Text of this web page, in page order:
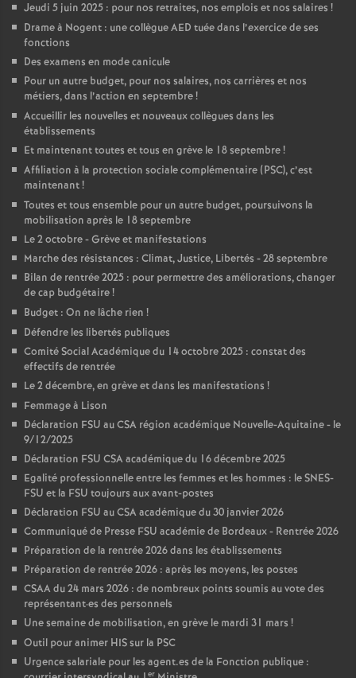
Jeudi 5 juin 2025 : pour nos retraites, nos emplois et nos salaires !
Drame à Nogent : une collègue AED tuée dans l’exercice de ses
fonctions
Des examens en mode canicule
Pour un autre budget, pour nos salaires, nos carrières et nos
métiers, dans l’action en septembre!
Accueillir les nouvelles et nouveaux collègues dans les
établissements
Et maintenant toutes et tous en grève le 18 septembre!
Affiliation à la protection sociale complémentaire (PSC), c’est
maintenant!
Toutes et tous ensemble pour un autre budget, poursuivons la
mobilisation après le 18 septembre
Le 2 octobre - Grève et manifestations
Marche des résistances : Climat, Justice, Libertés - 28 septembre
Bilan de rentrée 2025 : pour permettre des améliorations, changer
de cap budgétaire!
Budget : On ne lâche rien !
Défendre les libertés publiques
Comité Social Académique du 14 octobre 2025 : constat des
effectifs de rentrée
Le 2 décembre, en grève et dans les manifestations !
Femmage à Lison
Déclaration FSU au CSA région académique Nouvelle-Aquitaine - le
9/12/2025
Déclaration FSU CSA académique du 16 décembre 2025
Egalité professionnelle entre les femmes et les hommes : le SNES-
FSU et la FSU toujours aux avant-postes
Déclaration FSU au CSA académique du 30 janvier 2026
Communiqué de Presse FSU académie de Bordeaux - Rentrée 2026
Préparation de la rentrée 2026 dans les établissements
Préparation de rentrée 2026 : après les moyens, les postes
CSAA du 24 mars 2026 : de nombreux points soumis au vote des
représentant·es des personnels
Une semaine de mobilisation, en grève le mardi 31 mars !
Outil pour animer HIS sur la PSC
Urgence salariale pour les agent.es de la Fonction publique :
er